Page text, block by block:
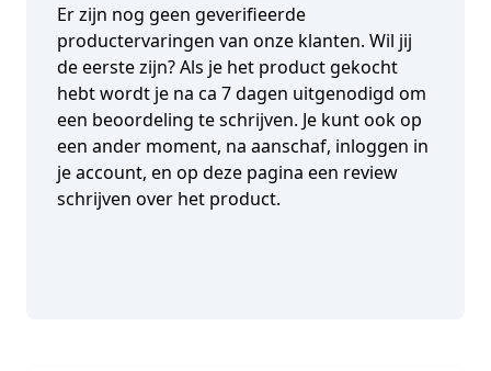
Er zijn nog geen geverifieerde
productervaringen van onze klanten. Wil jij
de eerste zijn? Als je het product gekocht
hebt wordt je na ca 7 dagen uitgenodigd om
een beoordeling te schrijven. Je kunt ook op
een ander moment, na aanschaf, inloggen in
je account, en op deze pagina een review
schrijven over het product.